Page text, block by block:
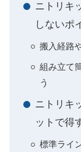
ニトリキ
しないポ
搬入経路
組み立て
う
ニトリキ
ットで得
標準ライ